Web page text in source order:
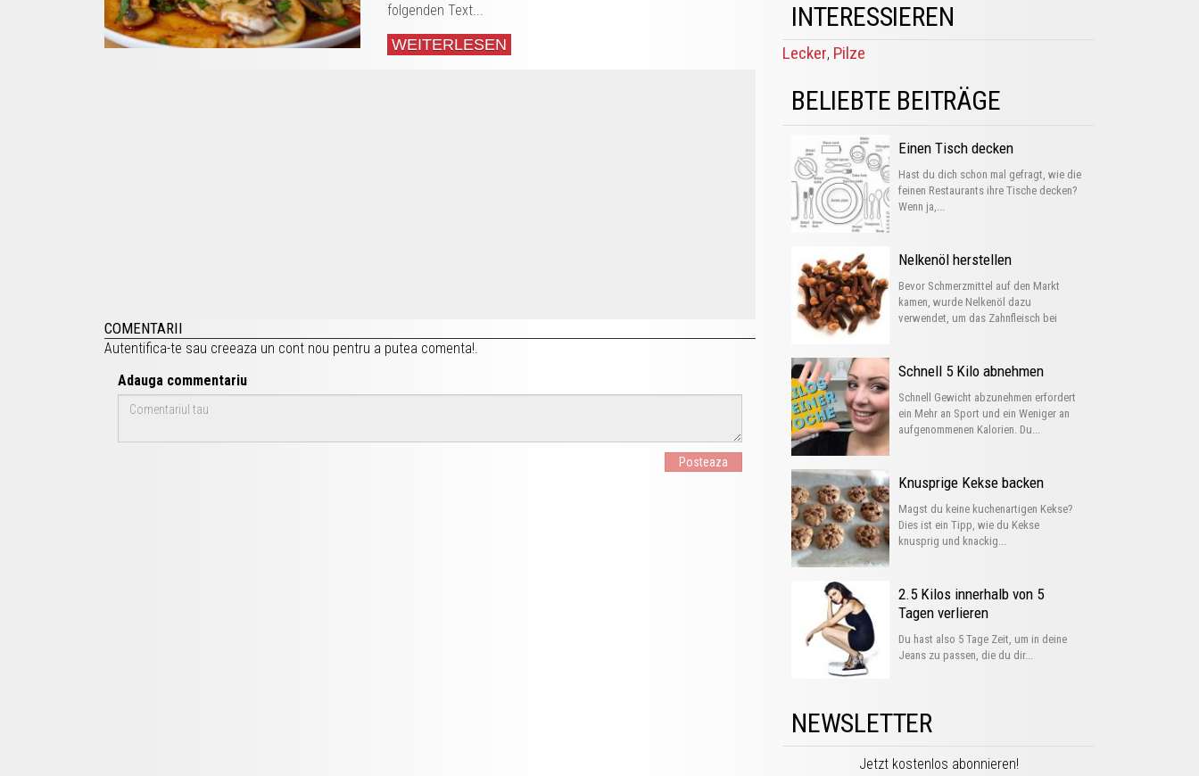
folgenden Text...
WEITERLESEN
COMENTARII
Autentifica-te sau creeaza un cont nou pentru a putea comenta!.
Adauga commentariu
Posteaza
INTERESSIEREN
Lecker, Pilze
BELIEBTE BEITRÄGE
Einen Tisch decken
Hast du dich schon mal gefragt, wie die
feinen Restaurants ihre Tische decken?
Wenn ja,...
Nelkenöl herstellen
Bevor Schmerzmittel auf den Markt
kamen, wurde Nelkenöl dazu
verwendet, um das Zahnfleisch bei
Schnell 5 Kilo abnehmen
Schnell Gewicht abzunehmen erfordert
ein Mehr an Sport und ein Weniger an
aufgenommenen Kalorien. Du...
Knusprige Kekse backen
Magst du keine kuchenartigen Kekse?
Dies ist ein Tipp, wie du Kekse
knusprig und knackig...
2.5 Kilos innerhalb von 5
Tagen verlieren
Du hast also 5 Tage Zeit, um in deine
Jeans zu passen, die du dir...
NEWSLETTER
Jetzt kostenlos abonnieren!